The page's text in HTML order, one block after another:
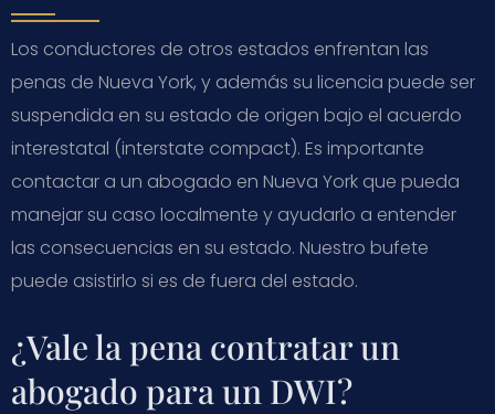
Los conductores de otros estados enfrentan las
penas de Nueva York, y además su licencia puede ser
suspendida en su estado de origen bajo el acuerdo
interestatal (interstate compact). Es importante
contactar a un abogado en Nueva York que pueda
manejar su caso localmente y ayudarlo a entender
las consecuencias en su estado. Nuestro bufete
puede asistirlo si es de fuera del estado.
¿Vale la pena contratar un
abogado para un DWI?